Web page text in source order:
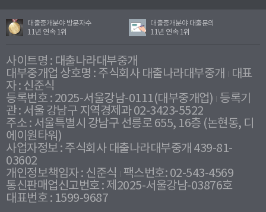
대출중개분야 방문자수
11년 연속 1위
대출중개분야 대출문의
11년 연속 1위
사이트명 : 대출나라대부중개
대부중개업 상호명 : 주식회사 대출나라대부중개
대표
자 : 신준식
등록번호 : 2025-서울강남-0111(대부중개업) 등록기
관 : 서울 강남구 지역경제과 02-3423-5522
주소 : 서울특별시 강남구 선릉로 655, 16층 (논현동, 디
에이원타워)
사업자정보 : 주식회사 대출나라대부중개 439-81-
03602
개인정보책임자 : 신준식
팩스번호: 02-543-4569
통신판매업신고번호 : 제2025-서울강남-03876호
대표번호 : 1599-9687